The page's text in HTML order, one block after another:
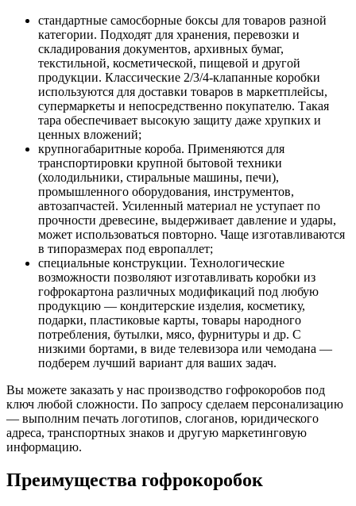
стандартные самосборные боксы для товаров разной
категории. Подходят для хранения, перевозки и
складирования документов, архивных бумаг,
текстильной, косметической, пищевой и другой
продукции. Классические 2/3/4-клапанные коробки
используются для доставки товаров в маркетплейсы,
супермаркеты и непосредственно покупателю. Такая
тара обеспечивает высокую защиту даже хрупких и
ценных вложений;
крупногабаритные короба. Применяются для
транспортировки крупной бытовой техники
(холодильники, стиральные машины, печи),
промышленного оборудования, инструментов,
автозапчастей. Усиленный материал не уступает по
прочности древесине, выдерживает давление и удары,
может использоваться повторно. Чаще изготавливаются
в типоразмерах под европаллет;
специальные конструкции. Технологические
возможности позволяют изготавливать коробки из
гофрокартона различных модификаций под любую
продукцию — кондитерские изделия, косметику,
подарки, пластиковые карты, товары народного
потребления, бутылки, мясо, фурнитуры и др. С
низкими бортами, в виде телевизора или чемодана —
подберем лучший вариант для ваших задач.
Вы можете заказать у нас производство гофрокоробов под
ключ любой сложности. По запросу сделаем персонализацию
— выполним печать логотипов, слоганов, юридического
адреса, транспортных знаков и другую маркетинговую
информацию.
Преимущества гофрокоробок